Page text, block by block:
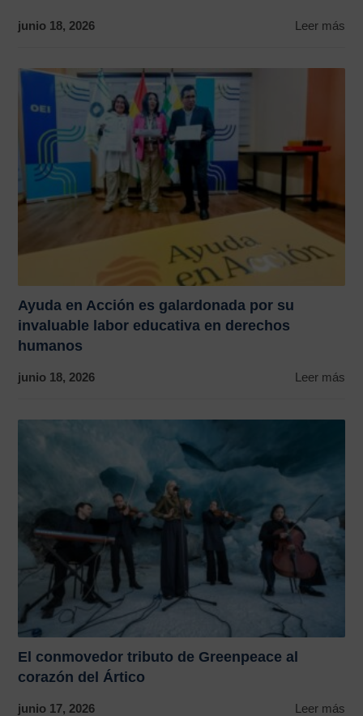
junio 18, 2026 Leer más
Ayuda en Acción es galardonada por su
invaluable labor educativa en derechos
humanos
junio 18, 2026 Leer más
El conmovedor tributo de Greenpeace al
corazón del Ártico
junio 17, 2026 Leer más